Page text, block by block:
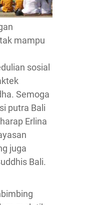
mampu
sosial
Semoga
putra Bali
Erlina
juga
Bali.